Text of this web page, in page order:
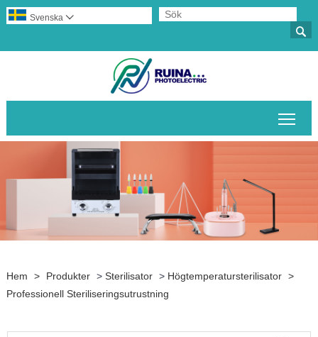

Svenska 
Hem > Produkter > Sterilisator > Högtemperatursterilisator >
Professionell Steriliseringsutrustning